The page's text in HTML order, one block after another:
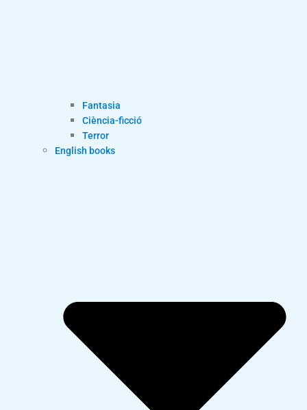
Fantasia
Ciència-ficció
Terror
English books